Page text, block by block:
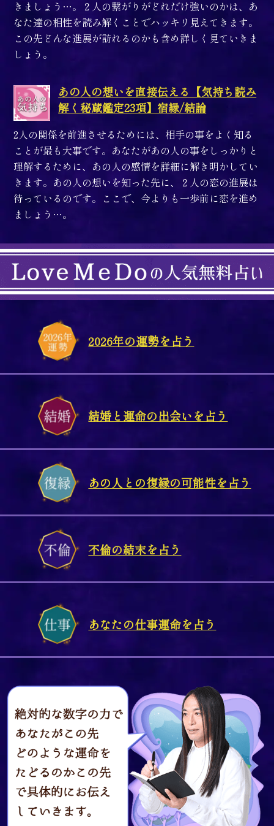
きましょう…。２人の繋がりがどれだけ強いのかは、あ
なた達の相性を読み解くことでハッキリ見えてきます。
この先どんな進展が訪れるのかも含め詳しく見ていきま
しょう。
あの人の想いを直接伝える【気持ち読み
解く秘蔵鑑定23項】宿縁/結論
2人の関係を前進させるためには、相手の事をよく知る
ことが最も大事です。あなたがあの人の事をしっかりと
理解するために、あの人の感情を詳細に解き明かしてい
きます。あの人の想いを知った先に、２人の恋の進展は
待っているのです。ここで、今よりも一歩前に恋を進め
ましょう…。
2026年の運勢を占う
結婚と運命の出会いを占う
あの人との復縁の可能性を占う
不倫の結末を占う
あなたの仕事運命を占う